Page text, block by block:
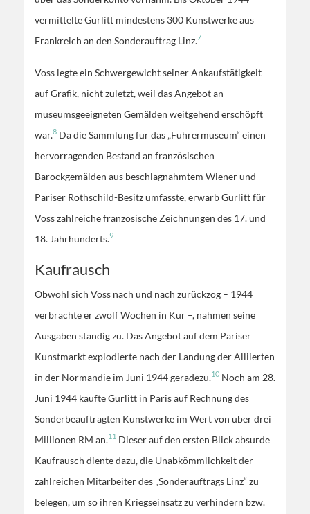
vermittelte Gurlitt mindestens 300 Kunstwerke aus
Frankreich an den Sonderauftrag Linz.7
Voss legte ein Schwergewicht seiner Ankaufstätigkeit
auf Grafik, nicht zuletzt, weil das Angebot an
museumsgeeigneten Gemälden weitgehend erschöpft
war.8 Da die Sammlung für das „Führermuseum“ einen
hervorragenden Bestand an französischen
Barockgemälden aus beschlagnahmtem Wiener und
Pariser Rothschild-Besitz umfasste, erwarb Gurlitt für
Voss zahlreiche französische Zeichnungen des 17. und
18. Jahrhunderts.9
Kaufrausch
Obwohl sich Voss nach und nach zurückzog – 1944
verbrachte er zwölf Wochen in Kur –, nahmen seine
Ausgaben ständig zu. Das Angebot auf dem Pariser
Kunstmarkt explodierte nach der Landung der Alliierten
in der Normandie im Juni 1944 geradezu.10 Noch am 28.
Juni 1944 kaufte Gurlitt in Paris auf Rechnung des
Sonderbeauftragten Kunstwerke im Wert von über drei
Millionen RM an.11 Dieser auf den ersten Blick absurde
Kaufrausch diente dazu, die Unabkömmlichkeit der
zahlreichen Mitarbeiter des „Sonderauftrags Linz“ zu
belegen, um so ihren Kriegseinsatz zu verhindern bzw.